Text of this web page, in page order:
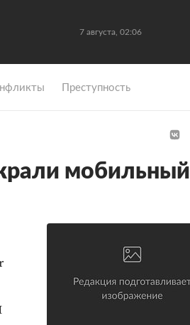
7 августа, 02:06
Преступность
мобильный